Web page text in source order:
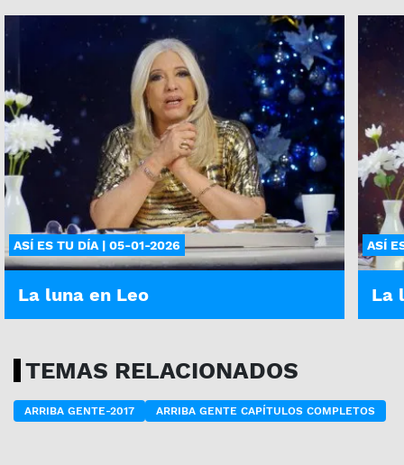
ASÍ ES TU DÍA | 05-01-2026
La luna en Leo
ASÍ
La
TEMAS RELACIONADOS
ARRIBA GENTE-2017 ARRIBA GENTE CAPÍTULOS COMPLETOS